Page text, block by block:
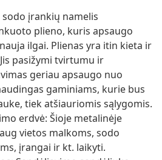
įrankių namelis
plieno, kuris apsaugo
ilgai. Plienas yra itin kieta ir
pasižymi tvirtumu ir
geriau apsaugo nuo
gaminiams, kurie bus
tiek atšiauriomis sąlygomis.
erdvė: Šioje metalinėje
vietos malkoms, sodo
įrangai ir kt. laikyti.